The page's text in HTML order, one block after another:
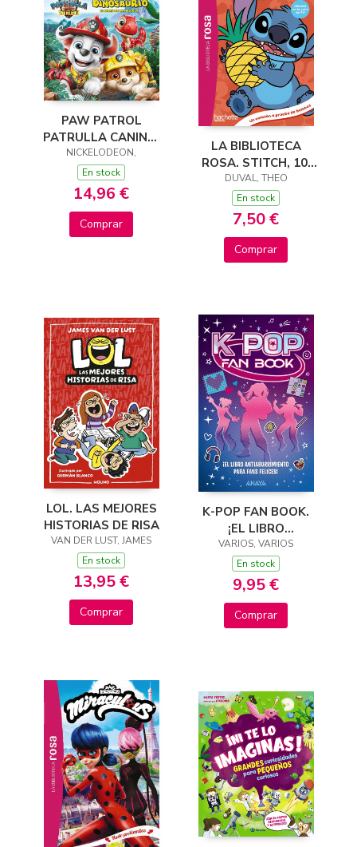
PAW PATROL
PATRULLA CANINA.
EL LIBRO DE LA
PELÍCULA - MISIÓN
DINOSAURIO
NICKELODEON,
En stock
14,96 €
Comprar
LA BIBLIOTECA
ROSA. STITCH, 10.
UN CORAZÓN A
PRUEBA DE BOMBAS
DUVAL, THEO
En stock
7,50 €
Comprar
LOL. LAS MEJORES
HISTORIAS DE RISA
VAN DER LUST, JAMES
En stock
13,95 €
Comprar
K-POP FAN BOOK.
¡EL LIBRO
ANTIABURRIMIENTO
PARA FANS FELICES!
VARIOS, VARIOS
En stock
9,95 €
Comprar